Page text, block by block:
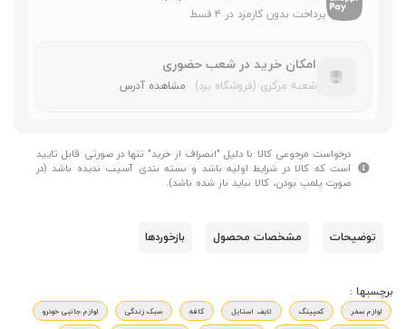
پرداخت بدون کارمزد در ۴ قسط
امکان خرید در شعب حضوری
شعبه مرکزی (فروشگاه یزد) مشاهده آدرس
درخواست مرجوعی کالا با دلیل "انصراف از خرید" تنها در صورتی قابل تایید
است که کالا در شرایط اولیه باشد و بسته بندی آسیب ندیده باشد (در
صورت پلمپ بودن، کالا نباید باز شده باشد).
توضیحات مشخصات محصول بازخوردها
برچسبها :
لوازم سفر کمپینگ لایف استایل کافه سبک زندگی
لوازم جانبی خودرو